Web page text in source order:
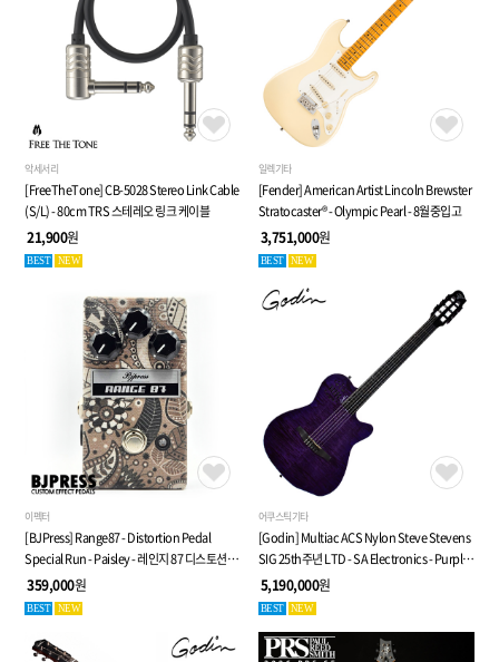
악세서리
[FreeTheTone] CB-5028 Stereo Link Cable
(S/L) - 80cm TRS 스테레오 링크 케이블
21,900원
BEST NEW
일렉기타
[Fender] American Artist Lincoln Brewster
Stratocaster® - Olympic Pearl - 8월중입고
3,751,000원
BEST NEW
이펙터
[BJPress] Range87 - Distortion Pedal
Special Run - Paisley - 레인지 87 디스토션
페달
359,000원
BEST NEW
어쿠스틱기타
[Godin] Multiac ACS Nylon Steve Stevens
SIG 25th주년 LTD - SA Electronics - Purple -
전자 클래식 기타 (053940)
5,190,000원
BEST NEW